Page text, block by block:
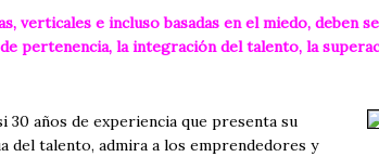
verticales e incluso basadas en el miedo, deben
pertenencia, la integración del talento, la
30 años de experiencia que presenta su
del talento, admira a los emprendedores y